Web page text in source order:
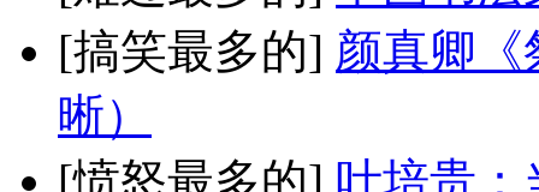
[搞笑最多的] 颜真卿《
晰）
[愤怒最多的] 叶培贵：